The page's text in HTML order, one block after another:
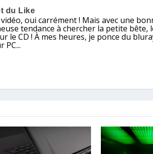
du Like
oui carrément ! Mais avec une
tendance à chercher la petite
le CD ! À mes heures, je ponce du
PC...